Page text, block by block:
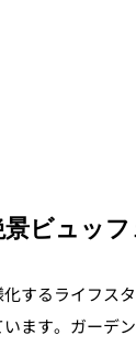
もみじ亭
景ビュッフ
するライフス
ます。 ガーデ